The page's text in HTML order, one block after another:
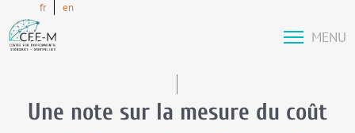
fr en
MENU
Une note sur la mesure du coût